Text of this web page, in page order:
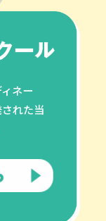
ネー
れた当